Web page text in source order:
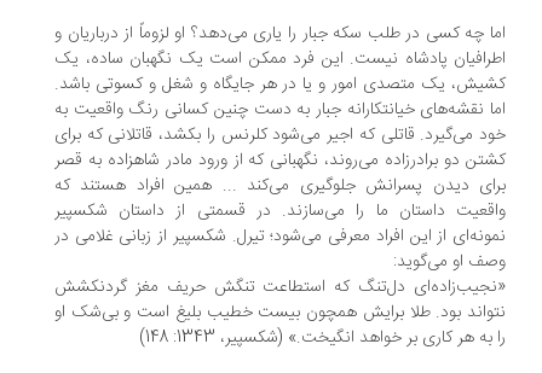
چه کسی در طلب سکه جبار را یاری می‌دهد؟ او لزوماً از درباریان و
پادشاه نیست. این فرد ممکن است یک نگهبان ساده، یک
یک متصدی امور و یا در هر جایگاه و شغل و کسوتی باشد.
نقشه‌های خیانتکارانه جبار به دست چنین کسانی رنگ واقعیت به
می‌گیرد. قاتلی که اجیر می‌شود کلرنس را بکشد، قاتلانی که برای
دو برادرزاده می‌روند، نگهبانی که از ورود مادر شاهزاده به قصر
دیدن پسرانش جلوگیری می‌کند ... همین افراد هستند که
داستان ما را می‌سازند. در قسمتی از داستان شکسپیر
از این افراد معرفی می‌شود؛ تیرل. شکسپیر از زبانی غلامی در
او می‌گوید:
دل‌تنگ که استطاعت تنگش حریف مغز گردنکشش
بود. طلا برایش همچون بیست خطیب بلیغ است و بی‌شک او
به هر کاری بر خواهد انگیخت.» (شکسپیر، 1343: 148)